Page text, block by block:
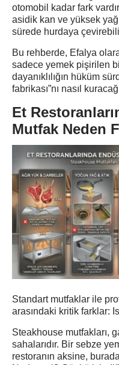
otomobil kadar fark
asidik kan ve yüksek yağ
sürede hurdaya
Bu rehberde, Efalya
sadece yemek pişirilen
dayanıklılığın hüküm
fabrikası”nı nasıl
Et
Mutfak Neden
Standart mutfaklar ile
arasındaki kritik farklar:
Steakhouse mutfakları,
sahalarıdır. Bir sebze
restoranın aksine,